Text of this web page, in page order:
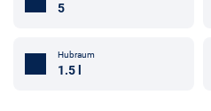
5
Hubraum
1.5 l